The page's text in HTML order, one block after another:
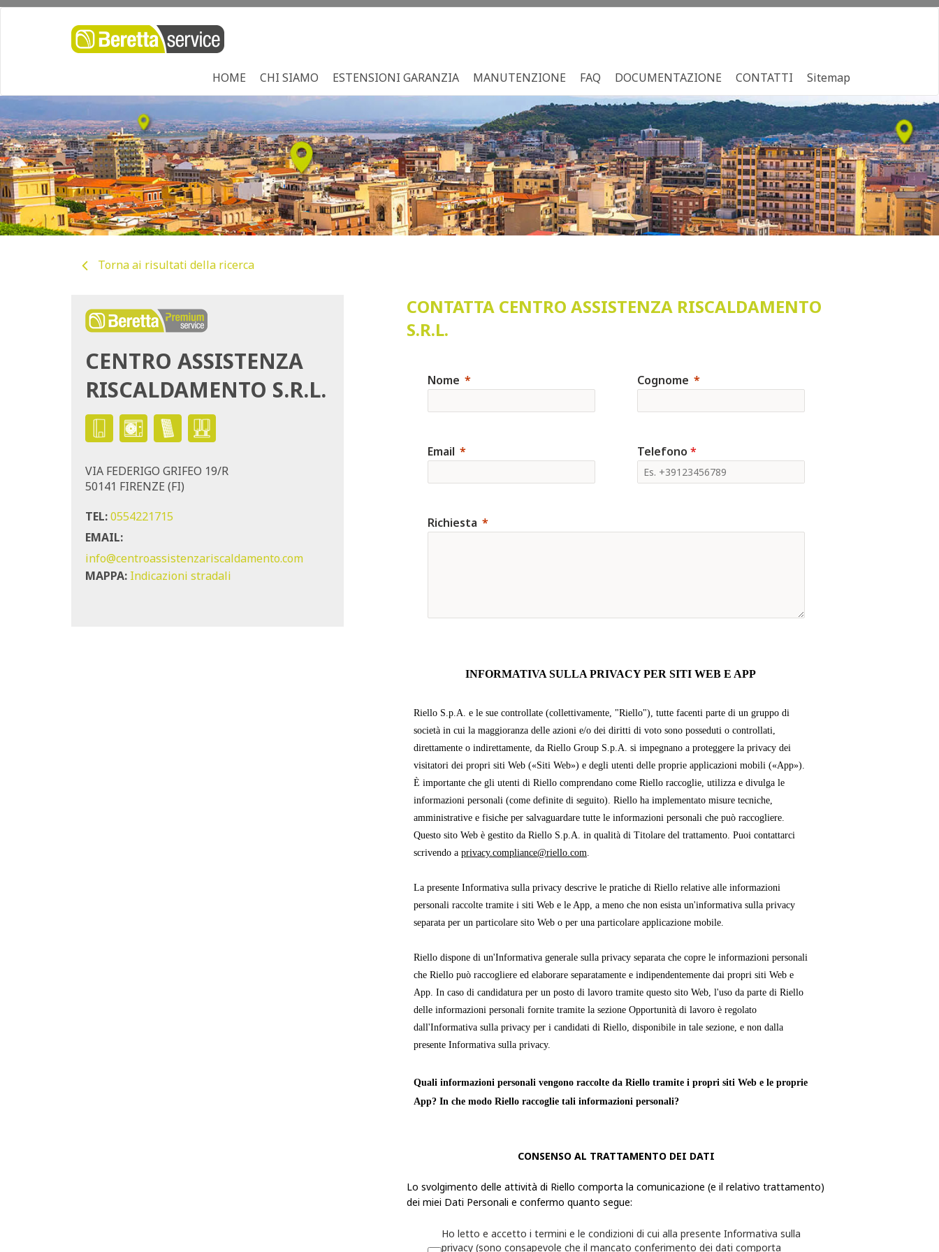
HOME CHI SIAMO ESTENSIONI GARANZIA MANUTENZIONE FAQ DOCUMENTAZIONE CONTATTI Sitemap
Torna ai risultati della ricerca
CENTRO ASSISTENZA
RISCALDAMENTO S.R.L.
VIA FEDERIGO GRIFEO 19/R
50141 FIRENZE (FI)
TEL:0554221715
EMAIL:
info@centroassistenzariscaldamento.com
MAPPA: Indicazioni stradali
CONTATTA CENTRO ASSISTENZA RISCALDAMENTO
S.R.L.
Nome Cognome
Email Telefono *
Richiesta
INFORMATIVA SULLA PRIVACY PER SITI WEB E APP
Riello S.p.A. e le sue controllate (collettivamente, "Riello"), tutte facenti parte di un gruppo di
società in cui la maggioranza delle azioni e/o dei diritti di voto sono posseduti o controllati,
direttamente o indirettamente, da Riello Group S.p.A. si impegnano a proteggere la privacy dei
visitatori dei propri siti Web («Siti Web») e degli utenti delle proprie applicazioni mobili («App»).
È importante che gli utenti di Riello comprendano come Riello raccoglie, utilizza e divulga le
informazioni personali (come definite di seguito). Riello ha implementato misure tecniche,
amministrative e fisiche per salvaguardare tutte le informazioni personali che può raccogliere.
Questo sito Web è gestito da Riello S.p.A. in qualità di Titolare del trattamento. Puoi contattarci
scrivendo a privacy.compliance@riello.com
La presente Informativa sulla privacy descrive le pratiche di Riello relative alle informazioni
personali raccolte tramite i siti Web e le App, a meno che non esista un'informativa sulla privacy
separata per un particolare sito Web o per una particolare applicazione mobile.
Riello dispone di un'Informativa generale sulla privacy separata che copre le informazioni personali
che Riello può raccogliere ed elaborare separatamente e indipendentemente dai propri siti Web e
App. In caso di candidatura per un posto di lavoro tramite questo sito Web, l'uso da parte di Riello
delle informazioni personali fornite tramite la sezione Opportunità di lavoro è regolato
dall'Informativa sulla privacy per i candidati di Riello, disponibile in tale sezione, e non dalla
presente Informativa sulla privacy.
Quali informazioni personali vengono raccolte da Riello tramite i propri siti Web e le proprie
App? In che modo Riello raccoglie tali informazioni personali?
identificabile o può essere identificata. Riello raccoglie, utilizza ed elabora le Informazioni
propri siti Web e app.
possibilità di decidere se fornirle o meno. Se l'utente sceglie di non fornire alcuna delle
CONSENSO AL TRATTAMENTO DEI DATI
Lo svolgimento delle attività di Riello comporta la comunicazione (e il relativo trattamento)
dei miei Dati Personali e confermo quanto segue:
Ho letto e accetto i termini e le condizioni di cui alla presente Informativa sulla
privacy (sono consapevole che il mancato conferimento dei dati comporta